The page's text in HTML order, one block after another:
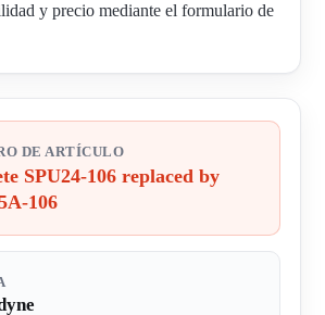
y precio mediante el formulario de
DE ARTÍCULO
SPU24-106 replaced by
106